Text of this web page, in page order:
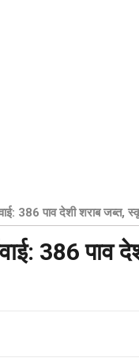
386 पाव देशी शराब जब्त,
386